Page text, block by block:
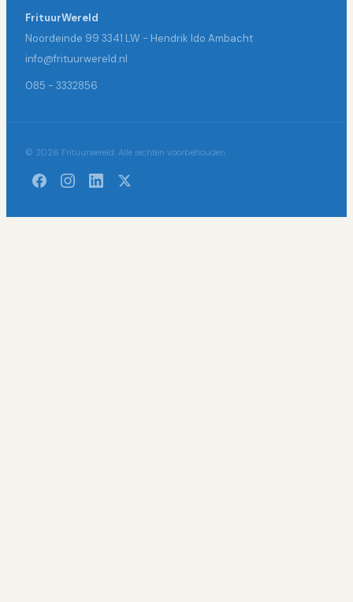
FrituurWereld
Noordeinde 99 3341 LW - Hendrik Ido Ambacht
info@frituurwereld.nl
085 - 3332856
© 2026 Frituurwereld. Alle rechten voorbehouden.